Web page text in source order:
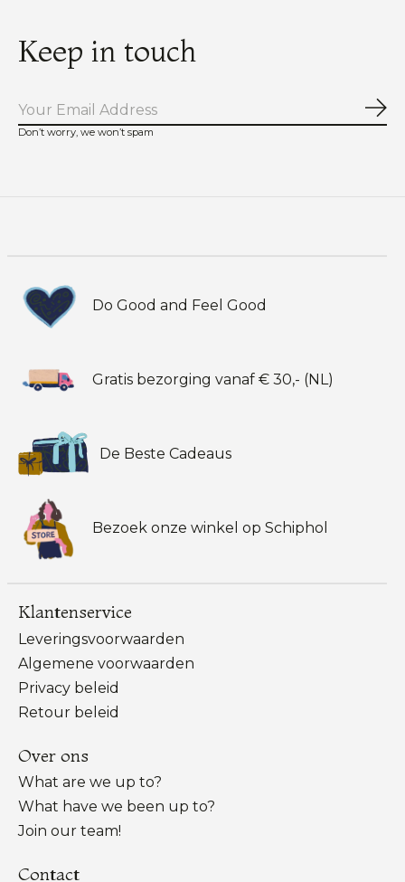
Keep in touch
Don’t worry, we won’t spam
Do Good and Feel Good
Gratis bezorging vanaf € 30,- (NL)
De Beste Cadeaus
Bezoek onze winkel op Schiphol
Klantenservice
Leveringsvoorwaarden
Algemene voorwaarden
Privacy beleid
Retour beleid
Over ons
What are we up to?
What have we been up to?
Join our team!
Contact